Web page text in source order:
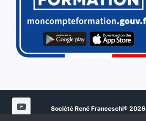
Société René Franceschi®2026